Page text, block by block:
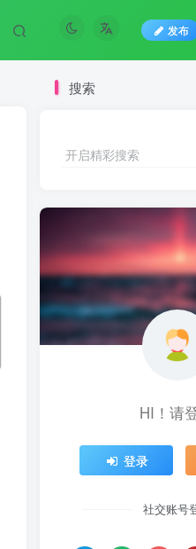
发布
搜索
开启精彩搜索
HI！请
登录
社交账号